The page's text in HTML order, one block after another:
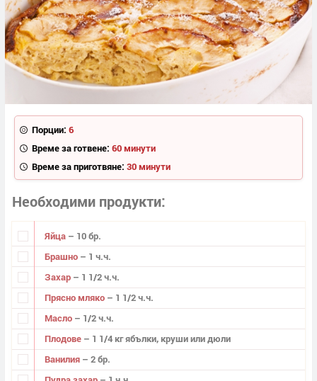
Порции: 6
Време за готвене: 60 минути
Време за приготвяне: 30 минути
Необходими продукти
Яйца – 10 бр.
Брашно – 1 ч.ч.
Захар – 1 1/2 ч.ч.
Прясно мляко – 1 1/2 ч.ч.
Масло – 1/2 ч.ч.
Плодове – 1 1/4 кг ябълки, круши или дюли
Ванилия – 2 бр.